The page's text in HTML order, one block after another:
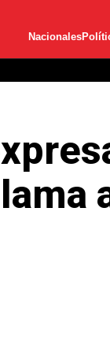
Nacionales